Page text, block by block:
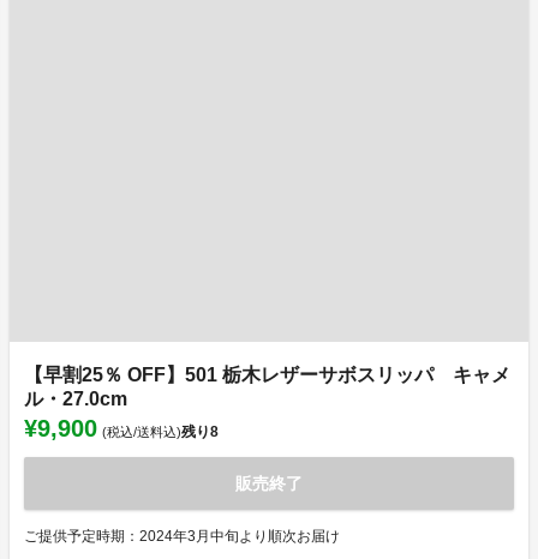
【早割25％ OFF】501 栃木レザーサボスリッパ キャメ
ル・27.0cm
¥9,900 (税込/送料込)残り8
販売終了
ご提供予定時期：2024年3月中旬より順次お届け